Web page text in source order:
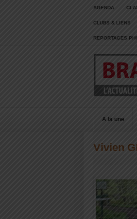
AGENDA
CLUBS & LIENS
REPORTAGES
A la une
Vivien